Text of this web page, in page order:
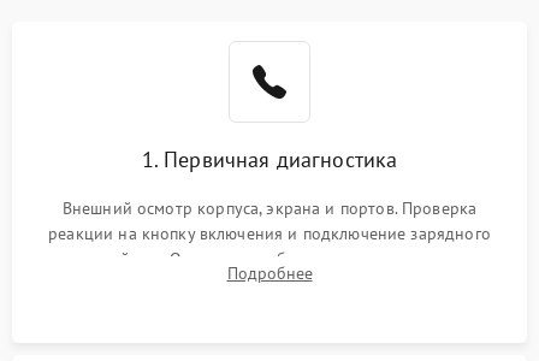
1. Первичная диагностика
Внешний осмотр корпуса, экрана и портов. Проверка
реакции на кнопку включения и подключение зарядного
устройства. Оценка потребления тока с помощью
лабораторного блока питания для локализации проблемы.
Подробнее